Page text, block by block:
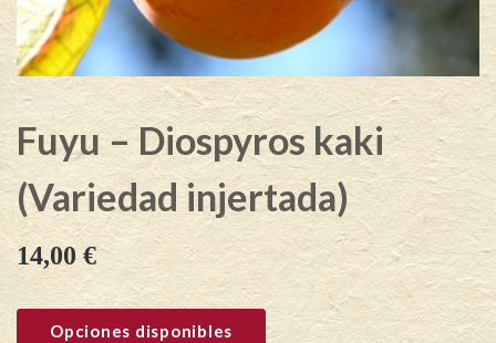
Fuyu – Diospyros kaki
(Variedad injertada)
14,00€
Opciones disponibles